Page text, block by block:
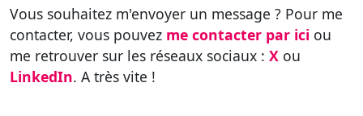
Vous souhaitez m'envoyer un message ? Pour me
contacter, vous pouvez me contacter par ici ou
me retrouver sur les réseaux sociaux : X ou
LinkedIn. A très vite !